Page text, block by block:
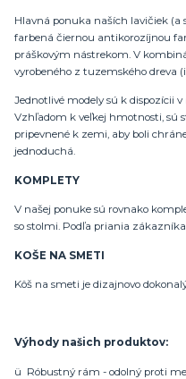
Hlavná ponuka naších lavičiek (a
farbená čiernou antikorozíjnou
práškovým nástrekom. V
vyrobeného z tuzemského dreva
Jednotlivé modely sú k dispozícii
Vzhľadom k veľkej hmotnosti, sú
pripevnené k zemi, aby boli
jednoduchá.
KOMPLETY
V našej ponuke sú rovnako
so stolmi. Podľa priania
KOŠE NA SMETI
Kôš na smeti je dizajnovo
Výhody našich produktov:
ü Róbustný rám - odolný proti